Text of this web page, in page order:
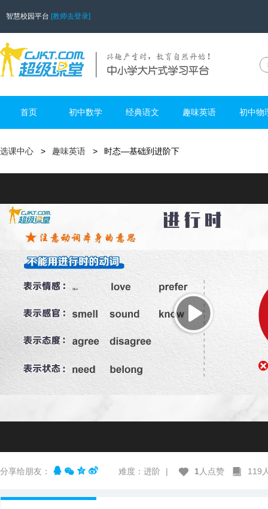
智慧校园平台 [教师去登录]
首页 初中数学 经典语文 趣味英语 初中物
选课中心 趣味英语 时态—基础到进阶下
分享给朋友： 难度：进阶 | 1 人点赞 119